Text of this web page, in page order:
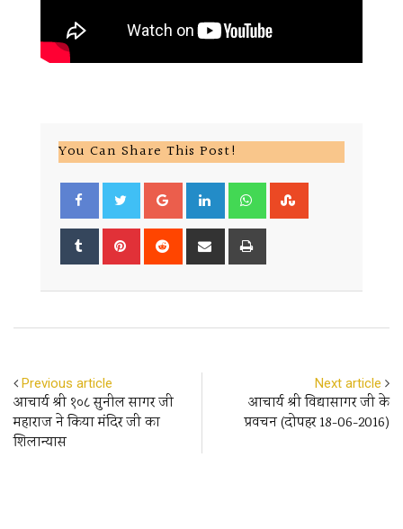
You Can Share This Post!
Google+ LinkedIn Whatsapp
Tumblr Pinterest Reddit
Share
Previous article
आचार्य श्री १०८ सुनील सागर जी
महाराज ने किया मंदिर जी का
शिलान्या‍स
Next article
आचार्य श्री विद्यासागर जी के
प्रवचन (दोपहर 18-06-2016)